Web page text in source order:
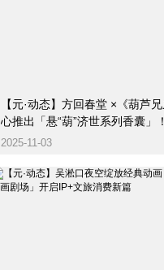
【元·动态】方回春堂 ×《葫芦兄弟》匠
心推出「悬“葫”济世系列香囊」！
2025-11-03